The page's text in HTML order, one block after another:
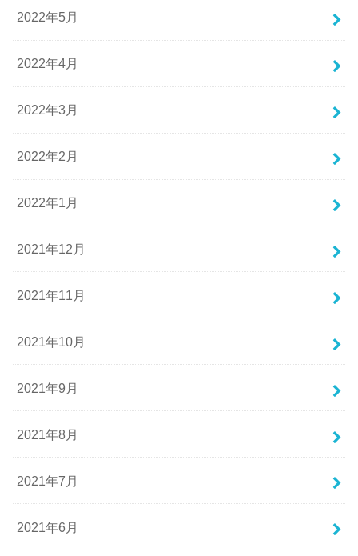
2022年5月
2022年4月
2022年3月
2022年2月
2022年1月
2021年12月
2021年11月
2021年10月
2021年9月
2021年8月
2021年7月
2021年6月